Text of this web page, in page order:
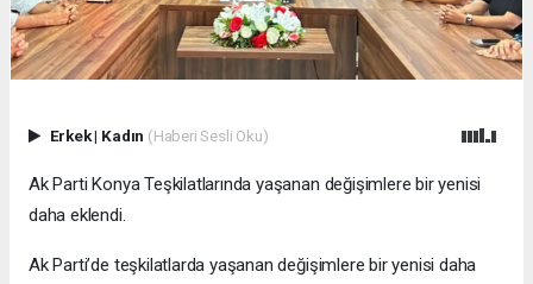
Erkek| Kadın (Haberi Sesli Oku)
Ak Parti Konya Teşkilatlarında yaşanan değişimlere bir yenisi
daha eklendi.
Ak Parti’de teşkilatlarda yaşanan değişimlere bir yenisi daha